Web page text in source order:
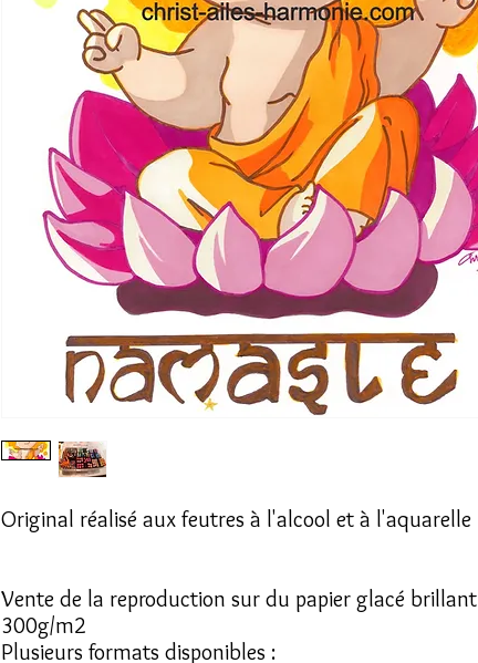
Original réalisé aux feutres à l'alcool et à l'aquarelle
Vente de la reproduction sur du papier glacé brillant
300g/m2
Plusieurs formats disponibles :